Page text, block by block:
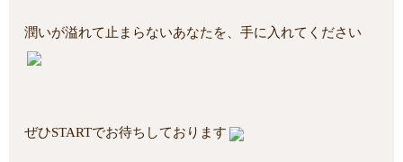
潤いが溢れて止まらないあなたを、手に入れてください
ぜひSTARTでお待ちしております